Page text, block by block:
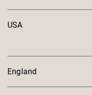
USA
England